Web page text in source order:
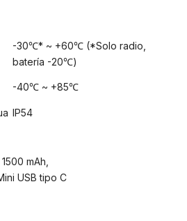
-30℃* ~ +60℃ (*Solo radio,
batería -20℃)
-40℃ ~ +85℃
IP54
mAh,
USB tipo C